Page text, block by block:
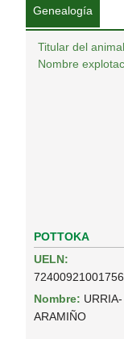
Genealogía
Titular del animal
Nombre
POTTOKA
UELN:
Nombre: URRIA-
ARAMIÑO